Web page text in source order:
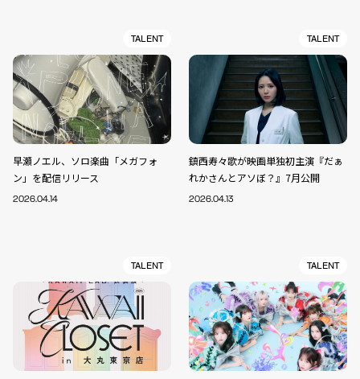
TALENT
早瀬ノエル、ソロ楽曲「メガフォ
ン」を配信リリース
2026.04.14
TALENT
鎮西寿々歌が映画単独初主演『だぁ
れかさんとアソぼ？』7月公開
2026.04.13
TALENT TALENT